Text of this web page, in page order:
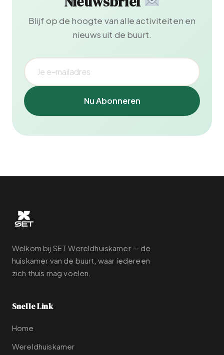
Blijf op de hoogte van alle activiteiten en
nieuws uit de buurt.
Nu Abonneren
Welkom bij SET Wereldhuiskamer — de
huiskamer van de buurt, waar iedereen
zich thuis mag voelen.
Snelle Link
Home
Wereldhuiskamer